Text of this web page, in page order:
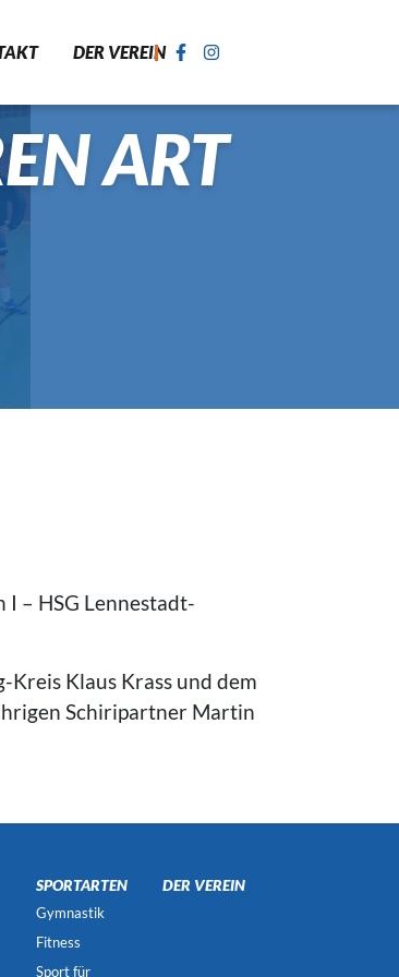
DER VEREIN
SPORT FÜR KINDER
ART
I – HSG Lennestadt-
Klaus Krass und dem
Schiripartner Martin
SPORTARTEN
Gymnastik
Fitness
Sport für
DER VEREIN